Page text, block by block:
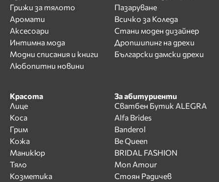
Грижи за тялото
Аромати
Аксесоари
Интимна мода
Модни списания и книги
Любопитни новини
Пазаруване
Всичко за Коледа
Стани моден дизайнер
Дропшипинг на дрехи
Български дамски дрехи
Красота
Лице
Коса
Грим
Кожа
Маникюр
Тяло
Козметика
За абитуриенти
Сватбен Бутик ALEGRA
Alfa Brides
Banderol
Be Queen
BRIDAL FASHION
Mon Amour
Стоян Радичев